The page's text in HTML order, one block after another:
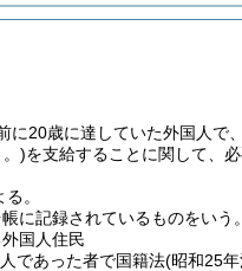
20歳に達していた外国人
)を支給することに関して、
。
に記録されているものをいう。
国人住民
であった者で国籍法(昭和25